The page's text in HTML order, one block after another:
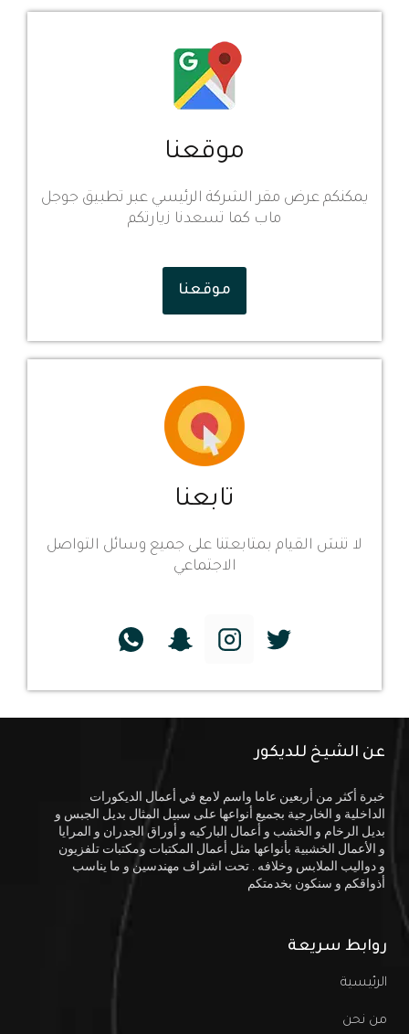
موقعنا
يمكنكم عرض مقر الشركة الرئيسي عبر تطبيق جوجل
ماب كما تسعدنا زيارتكم
موقعنا
تابعنا
لا تنسَ القيام بمتابعتنا على جميع وسائل التواصل
الاجتماعي
عن الشيخ للديكور
خبرة أكثر من أربعين عاما واسم لامع في أعمال الديكورات
الداخلية و الخارجية بجميع أنواعها على سبيل المثال بديل الجبس و
بديل الرخام و الخشب و أعمال الباركيه و أوراق الجدران و المرايا
و الأعمال الخشبية بأنواعها مثل أعمال المكتبات ومكتبات تلفزيون
و دواليب الملابس وخلافه . تحت اشراف مهندسين و ما يناسب
أذواقكم و سنكون بخدمتكم
روابط سريعة
الرئيسية
من نحن